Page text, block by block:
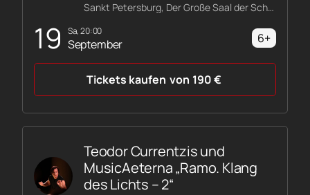
19 Sa, 20:00
September
Sankt Petersburg, Der Große Saal der Schostakowitsch-Philharmonie
6+
Tickets kaufen von 190€
Teodor Currentzis und
MusicAeterna „Ramo. Klang
des Lichts – 2“